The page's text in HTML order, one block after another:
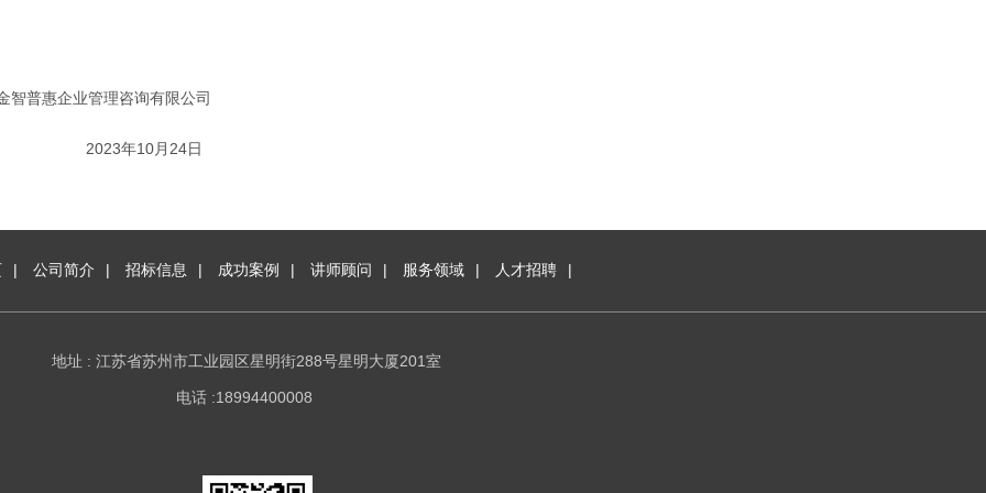
智普惠企业管理咨询有限公司
2023年10月24日
| 公司简介 | 招标信息 | 成功案例 | 讲师顾问 | 服务领域 | 人才招聘 |
地址 : 江苏省苏州市工业园区星明街288号星明大厦201室
电话 :18994400008